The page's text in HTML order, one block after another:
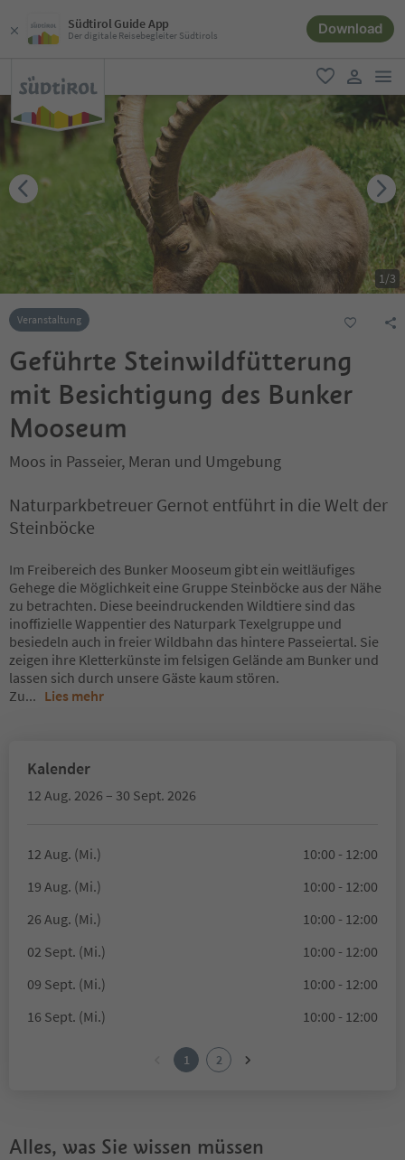
Südtirol Guide App
Der digitale Reisebegleiter Südtirols Download
favorit
user link
1/3
Veranstaltung
Geführte Steinwildfütterung
mit Besichtigung des Bunker
Mooseum
Moos in Passeier, Meran und Umgebung
Naturparkbetreuer Gernot entführt in die Welt der
Steinböcke
Im Freibereich des Bunker Mooseum gibt ein weitläufiges
Gehege die Möglichkeit eine Gruppe Steinböcke aus der Nähe
zu betrachten. Diese beeindruckenden Wildtiere sind das
inoffizielle Wappentier des Naturpark Texelgruppe und
besiedeln auch in freier Wildbahn das hintere Passeiertal. Sie
zeigen ihre Kletterkünste im felsigen Gelände am Bunker und
lassen sich durch unsere Gäste kaum stören.
Zu... Lies mehr
Kalender
12 Aug. 2026 – 30 Sept. 2026
12 Aug. (Mi.)
10:00 - 12:00
19 Aug. (Mi.)
10:00 - 12:00
26 Aug. (Mi.)
10:00 - 12:00
02 Sept. (Mi.)
10:00 - 12:00
09 Sept. (Mi.)
10:00 - 12:00
16 Sept. (Mi.)
10:00 - 12:00
1 2
Alles, was Sie wissen müssen